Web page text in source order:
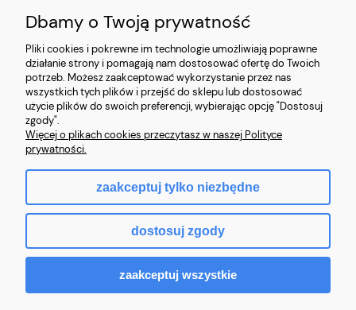
Operator Płatności
pokaż pełną wersję strony
Sklep internetowy Shoper.pl
Dbamy o Twoją prywatność
Pliki cookies i pokrewne im technologie umożliwiają poprawne
działanie strony i pomagają nam dostosować ofertę do Twoich
potrzeb. Możesz zaakceptować wykorzystanie przez nas
wszystkich tych plików i przejść do sklepu lub dostosować
użycie plików do swoich preferencji, wybierając opcję "Dostosuj
zgody".
Więcej o plikach cookies przeczytasz w naszej Polityce
prywatności.
zaakceptuj tylko niezbędne
dostosuj zgody
zaakceptuj wszystkie